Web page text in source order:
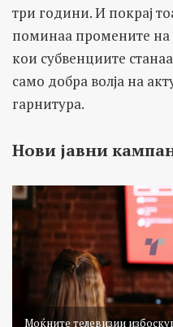
три години. И покрај
поминаа промените на
кои субвенциите
само добра волја на
гарнитура.
Нови јавни
Моќните телевизии